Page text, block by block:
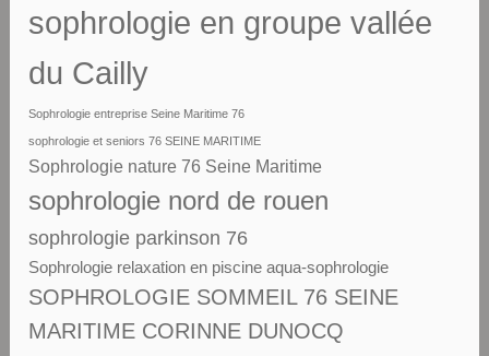
sophrologie en groupe vallée
du Cailly
Sophrologie entreprise Seine Maritime 76
sophrologie et seniors 76 SEINE MARITIME
Sophrologie nature 76 Seine Maritime
sophrologie nord de rouen
sophrologie parkinson 76
Sophrologie relaxation en piscine aqua-sophrologie
SOPHROLOGIE SOMMEIL 76 SEINE
MARITIME CORINNE DUNOCQ